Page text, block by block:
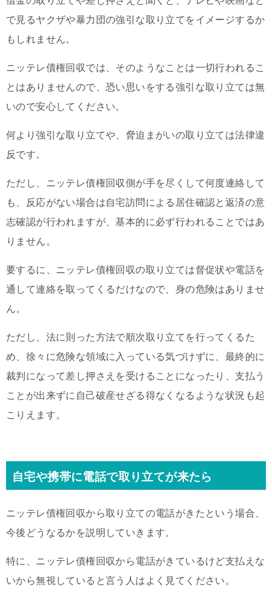
で見るヤクザや暴力団の強引な取り立てをイメージするか
もしれません。
ニッテレ債権回収では、そのようなことは一切行われるこ
とはありませんので、恐い思いをする強引な取り立ては無
いので安心してください。
何より強引な取り立てや、脅迫まがいの取り立ては法律違
反です。
ただし、ニッテレ債権回収側が手を尽くして何度連絡して
も、反応がない場合は自宅訪問による居住確認と返済の意
志確認が行われますが、基本的に必ず行われることではあ
りません。
要するに、ニッテレ債権回収の取り立ては督促状や電話を
通して連絡を取ってくるだけなので、身の危険はありませ
ん。
ただし、法に則った方法で順次取り立てを行ってくるた
め、徐々に危険な領域に入っている気づけずに、最終的に
裁判になって差し押さえを受けることになったり、支払う
ことが出来ずに自己破産せざる得なくなるような状況も起
こりえます。
自宅や携帯に電話で取り立てが来たら
ニッテレ債権回収から取り立ての電話がきたという場合、
今後どうなるかを説明していきます。
特に、ニッテレ債権回収から電話がきているけど支払えな
いから無視していると言う人はよく見てください。